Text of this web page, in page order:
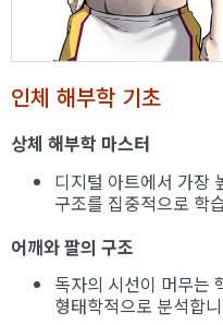
인체 해부학 기초
상체 해부학 마스터
디지털 아트에서 가장
구조를 집중적으로 학
어깨와 팔의 구조
독자의 시선이 머무는
형태학적으로 분석합